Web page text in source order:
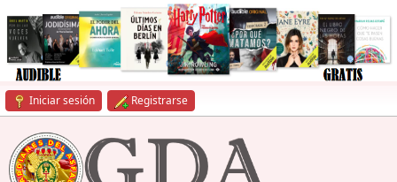
Iniciar sesión Registrarse